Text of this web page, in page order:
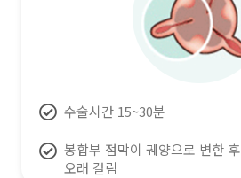
수술시간 15~30분
봉합부 점막이 궤양으로 변한
오래 걸림